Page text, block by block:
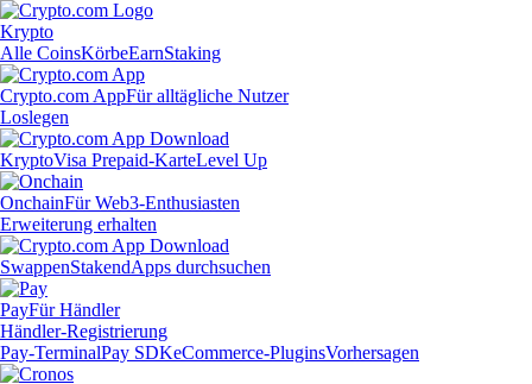
Krypto
Alle CoinsKörbeEarnStaking
Crypto.com AppFür alltägliche Nutzer
Loslegen
KryptoVisa Prepaid-KarteLevel Up
OnchainFür Web3-Enthusiasten
Erweiterung erhalten
SwappenStakendApps durchsuchen
PayFür Händler
Händler-Registrierung
Pay-TerminalPay SDKeCommerce-PluginsVorhersagen